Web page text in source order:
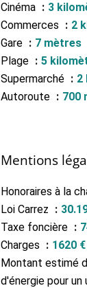
Cinéma
3
Commerces
2
Gare
7 mètres
Plage
5
Supermarché
2
Autoroute
700
Mentions
Honoraires à la
Loi Carrez
Taxe foncière
Charges
1620
Montant estimé
d'énergie pour